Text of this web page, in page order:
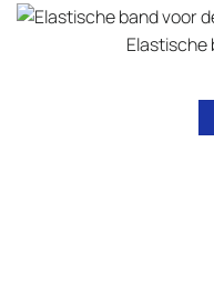
Elastische